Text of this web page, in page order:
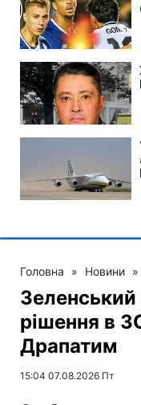
Головна » Новини »
Зеленський
рішення в
Драпатим
15:04 07.08.2026 Пт